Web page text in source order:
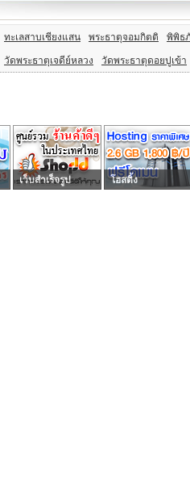
ทะเลสาบเชียงแสน พระธาตุจอมกิตติ พิพิธ
วัดพระธาตุเจดีย์หลวง วัดพระธาตุดอยปูเข้า
เว็บสำเร็จรูป โฮสติ้ง